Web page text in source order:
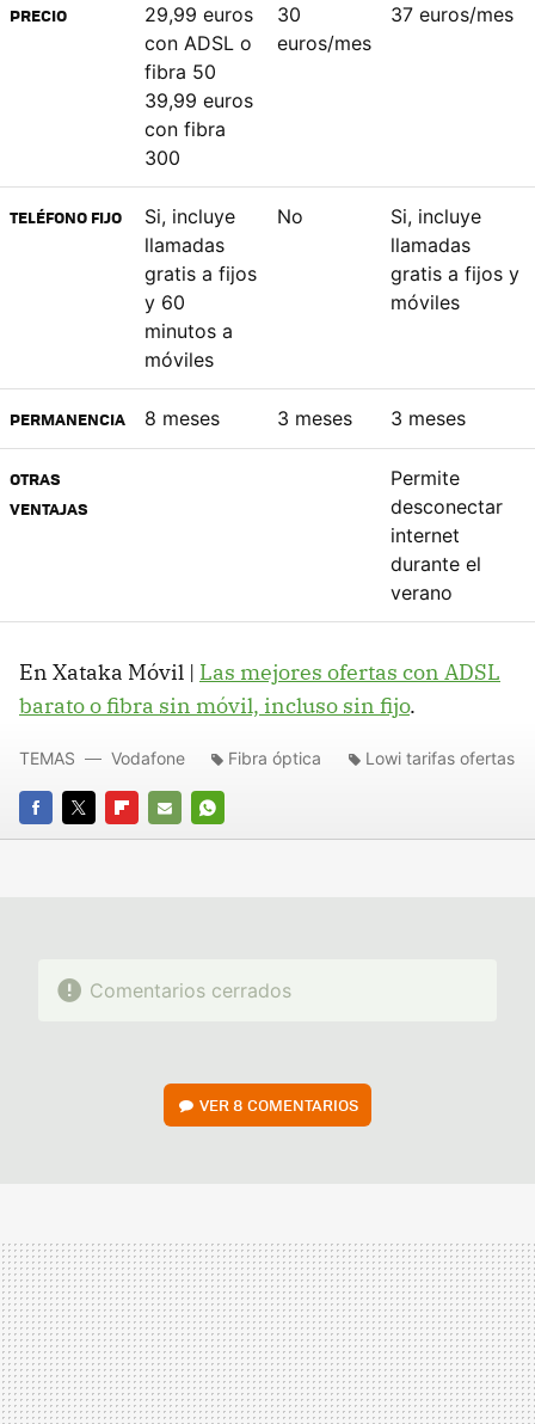
PRECIO
29,99 euros
con ADSL o
fibra 50
39,99 euros
con fibra
300
30
euros/mes
37 euros/mes
TELÉFONO FIJO
Si, incluye
llamadas
gratis a fijos
y 60
minutos a
móviles
No
Si, incluye
llamadas
gratis a fijos y
móviles
PERMANENCIA 8 meses 3 meses 3 meses
OTRAS
VENTAJAS
Permite
desconectar
internet
durante el
verano
En Xataka Móvil | Las mejores ofertas con ADSL
barato o fibra sin móvil, incluso sin fijo.
FACEBOOK
TWITTERFLIPBOARD
E-
WHATSAPP
TEMAS Vodafone Fibra óptica Lowi tarifas ofertas
Comentarios cerrados
VER8 COMENTARIOS